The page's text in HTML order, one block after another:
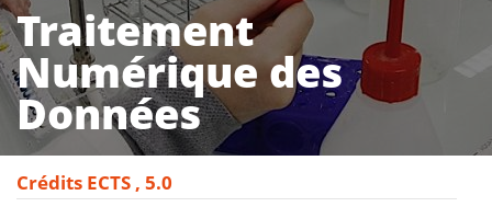
Traitement
Numérique des
Données
Crédits ECTS 5.0